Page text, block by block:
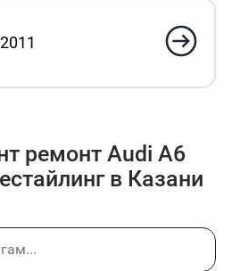
ремонт Audi A6
в Казани